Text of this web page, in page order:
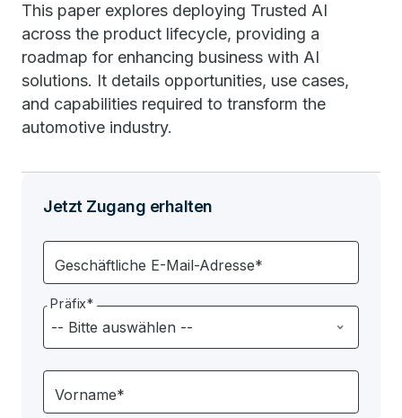
This paper explores deploying Trusted AI
across the product lifecycle, providing a
roadmap for enhancing business with AI
solutions. It details opportunities, use cases,
and capabilities required to transform the
automotive industry.
Jetzt Zugang erhalten
Geschäftliche E-Mail-Adresse*
Präfix*
Vorname*